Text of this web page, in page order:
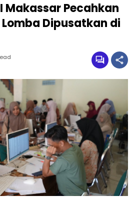
Makassar Pecahkan
Lomba Dipusatkan di